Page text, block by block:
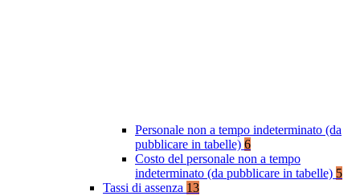
Personale non a tempo indeterminato (da
pubblicare in tabelle) 6
Costo del personale non a tempo
indeterminato (da pubblicare in tabelle) 5
Tassi di assenza 13